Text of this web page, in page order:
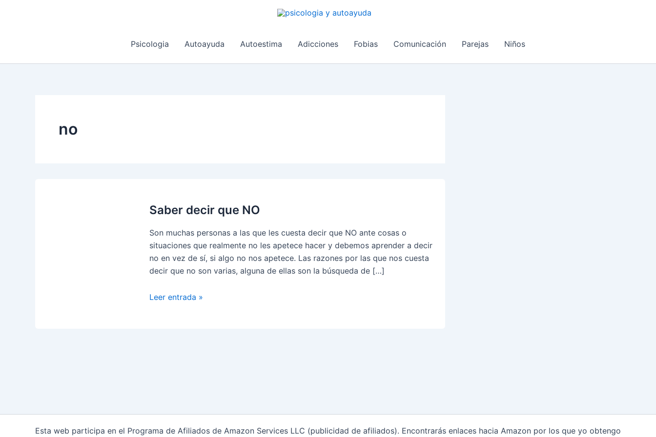
Psicologia
Autoayuda Autoestima Adicciones Fobias Comunicación Parejas Niños
no
Saber decir que NO
Son muchas personas a las que les cuesta decir que NO ante cosas o
situaciones que realmente no les apetece hacer y debemos aprender a decir
no en vez de sí, si algo no nos apetece. Las razones por las que nos cuesta
decir que no son varias, alguna de ellas son la búsqueda de […]
Saber
Leer entrada »
Esta web participa en el Programa de Afiliados de Amazon Services LLC (publicidad de afiliados). Encontrarás enlaces hacia Amazon por los que yo obtengo